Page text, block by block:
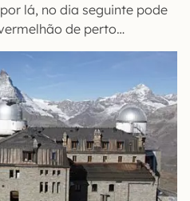
lá, no dia seguinte pode
de perto…